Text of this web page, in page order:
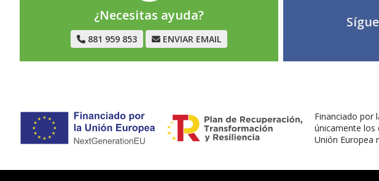
¿Necesitas ayuda?
881 959 853 ENVIAR EMAIL
Financiado por
únicamente los
Unión Europea